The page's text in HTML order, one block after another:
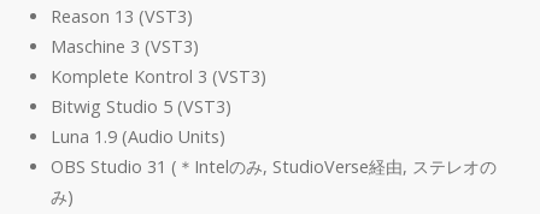
Reason 13 (VST3)
Maschine 3 (VST3)
Komplete Kontrol 3 (VST3)
Bitwig Studio 5 (VST3)
Luna 1.9 (Audio Units)
OBS Studio 31 (＊Intelのみ, StudioVerse経由, ステレオの
み)